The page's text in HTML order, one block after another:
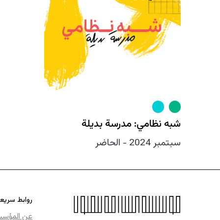
شبه نظامي: مدرسة بديلة
سبتمبر 2024 - الحاضر
روابط
عن